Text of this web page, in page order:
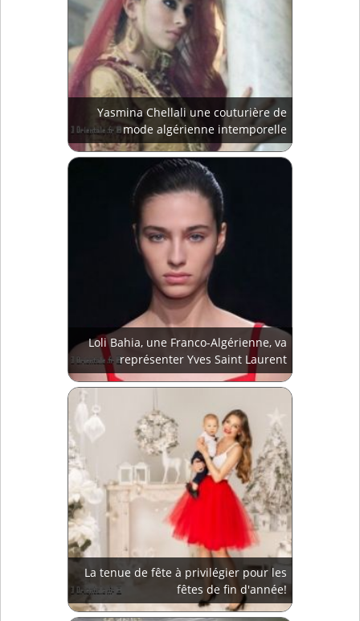
Yasmina Chellali une couturière de
mode algérienne intemporelle
Loli Bahia, une Franco-Algérienne, va
représenter Yves Saint Laurent
La tenue de fête à privilégier pour les
fêtes de fin d'année!